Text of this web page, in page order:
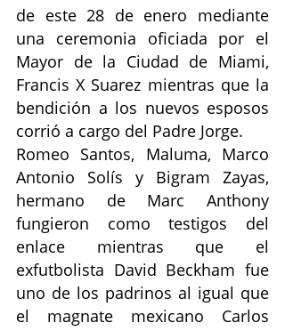
de este 28 de enero mediante
una ceremonia oficiada por el
Mayor de la Ciudad de Miami,
Francis X Suarez mientras que la
bendición a los nuevos esposos
corrió a cargo del Padre Jorge.
Romeo Santos, Maluma, Marco
Antonio Solís y Bigram Zayas,
hermano de
Marc Anthony
fungieron como testigos del
enlace mientras que el
exfutbolista David Beckham fue
uno de los padrinos al igual que
el magnate mexicano Carlos